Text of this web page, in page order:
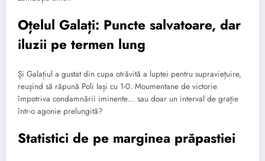
Oțelul Galați: Puncte salvatoare, dar
iluzii pe termen lung
Și Galațiul a gustat din cupa otrăvită a luptei pentru supraviețuire,
reușind să răpună Poli Iași cu 1-0. Moumentane de victorie
împotriva condamnării iminente… sau doar un interval de grație
într-o agonie prelungită?
Statistici de pe marginea prăpastiei